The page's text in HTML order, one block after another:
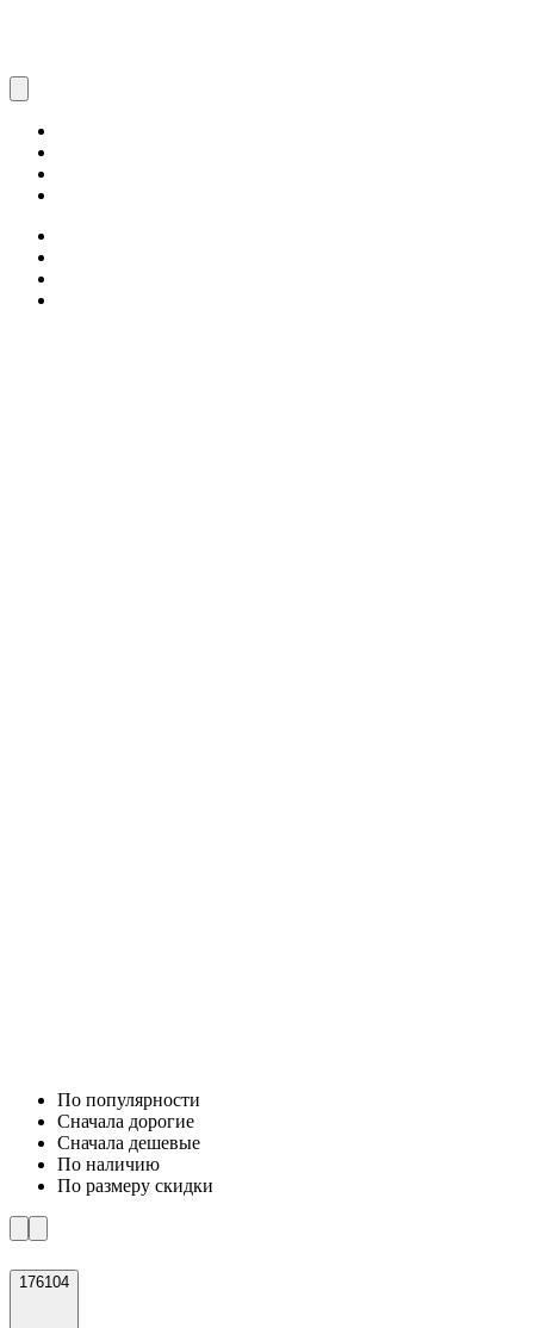
По популярности
Cначала дорогие
Cначала дешевые
По наличию
По размеру скидки
176104